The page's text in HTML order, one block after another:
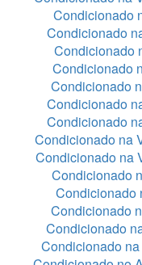
Condicionado
Condicionado
Condicionado
Condicionado
Condicionado
Condicionado
Condicionado
Condicionado na
Condicionado na
Condicionado
Condicionado
Condicionado
Condicionado
Condicionado